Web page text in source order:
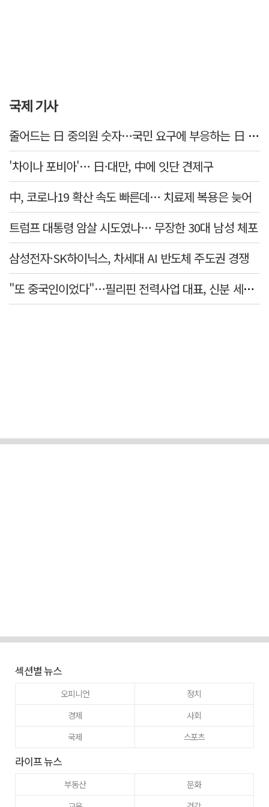
국제 기사
줄어드는 日 중의원 숫자…국민 요구에 부응하는 日 정치권
'차이나 포비아'… 日·대만, 中에 잇단 견제구
中, 코로나19 확산 속도 빠른데… 치료제 복용은 늦어
트럼프 대통령 암살 시도였나… 무장한 30대 남성 체포
삼성전자·SK하이닉스, 차세대 AI 반도체 주도권 경쟁
"또 중국인이었다"…필리핀 전력사업 대표, 신분 세탁 들통
섹션별 뉴스
오피니언
정치
경제
사회
국제
스포츠
라이프 뉴스
부동산
문화